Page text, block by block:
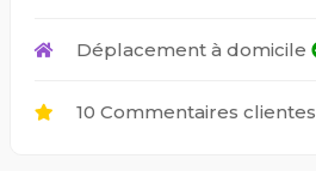
Déplacement à domicile
10 Commentaires clientes